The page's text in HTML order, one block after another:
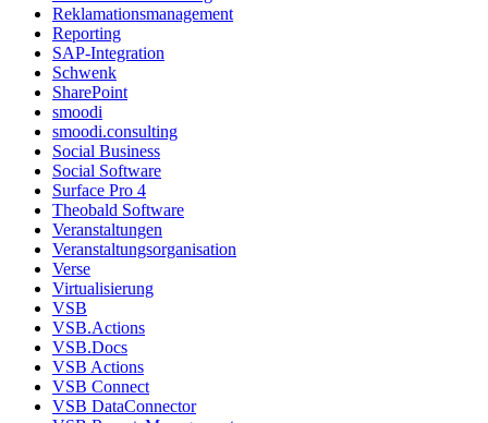
Reklamationsmanagement
Reporting
SAP-Integration
Schwenk
SharePoint
smoodi
smoodi.consulting
Social Business
Social Software
Surface Pro 4
Theobald Software
Veranstaltungen
Veranstaltungsorganisation
Verse
Virtualisierung
VSB
VSB.Actions
VSB.Docs
VSB Actions
VSB Connect
VSB DataConnector